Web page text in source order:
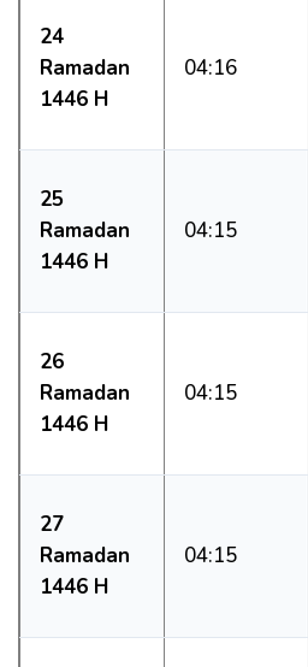
24
Ramadan
1446 H
04:16
25
Ramadan
1446 H
04:15
26
Ramadan
1446 H
04:15
27
Ramadan
1446 H
04:15